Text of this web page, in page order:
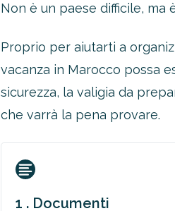
Non è un paese difficile, ma
Proprio per aiutarti a
vacanza in Marocco possa
sicurezza, la valigia da
che varrà la pena provare.
1 . Documenti